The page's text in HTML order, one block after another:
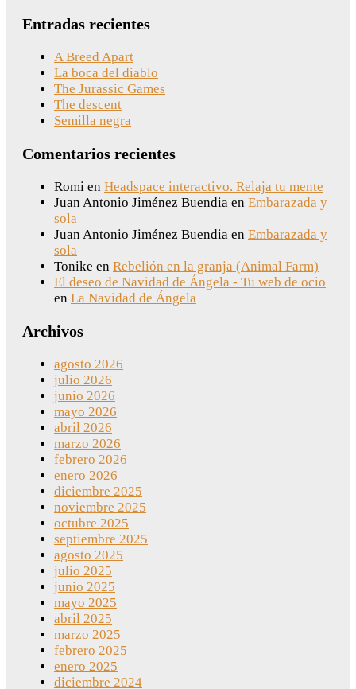
Entradas recientes
A Breed Apart
La boca del diablo
The Jurassic Games
The descent
Semilla negra
Comentarios recientes
Romi en Headspace interactivo. Relaja tu mente
Juan Antonio Jiménez Buendia en Embarazada y
sola
Juan Antonio Jiménez Buendia en Embarazada y
sola
Tonike en Rebelión en la granja (Animal Farm)
El deseo de Navidad de Ángela - Tu web de ocio
en La Navidad de Ángela
Archivos
agosto 2026
julio 2026
junio 2026
mayo 2026
abril 2026
marzo 2026
febrero 2026
enero 2026
diciembre 2025
noviembre 2025
octubre 2025
septiembre 2025
agosto 2025
julio 2025
junio 2025
mayo 2025
abril 2025
marzo 2025
febrero 2025
enero 2025
diciembre 2024